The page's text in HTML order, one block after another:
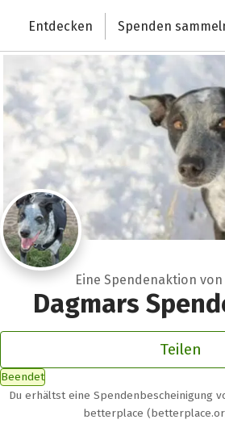
Deutschlands größte
Entdecken Spenden
Eine Spendenaktion von
Dagmars
Teilen
Beendet
Du erhältst eine Spendenbescheinigung
betterplace